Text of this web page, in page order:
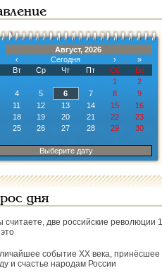
Август, 2026
‹ Сегодня ›
»
Вт Ср Чт Пт Сб
Вс
1
2
4 5 6 7 8
9
11 12 13 14 15
16
18 19 20 21 22
23
25 26 27 28 29
30
Выберите дату
дня
считаете, две российские революции
событие ХХ века, принёсшее
и счастье народам России